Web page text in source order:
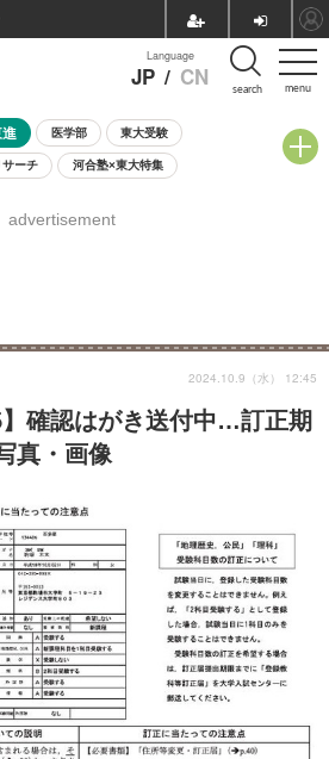
menu
Language
JP / CN search
進 医学部 東大受験
サーチ 河合塾×東大特集
開催学校説明会・相談会
advertisement
】確認はがき送付中…訂正期
真・画像
2024.10.9（水） 12:45